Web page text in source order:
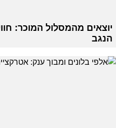
יוצאים מהמסלול המוכר:
הנגב